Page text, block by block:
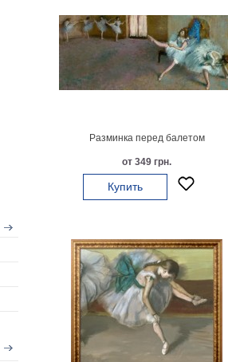
Разминка перед балетом
от 349 грн.
Купить